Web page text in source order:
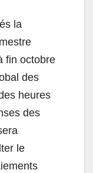
la
fin octobre
des
heures
des
le